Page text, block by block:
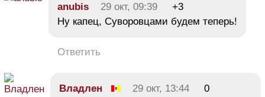
anubis 29 окт, 09:39
+3
Ну капец, Суворовцами будем теперь!
Ответить
Владлен 29 окт, 13:44
0